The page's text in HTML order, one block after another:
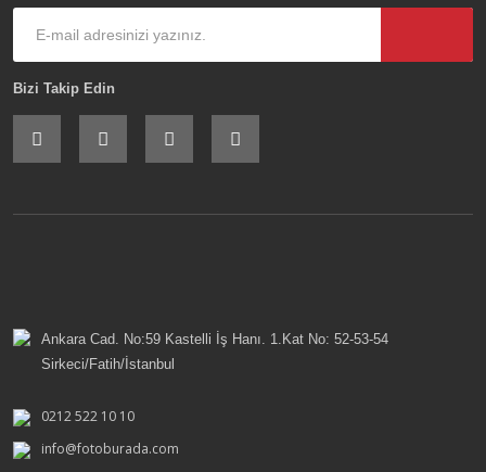
Bizi Takip Edin
Ankara Cad. No:59 Kastelli İş Hanı. 1.Kat No: 52-53-54
Sirkeci/Fatih/İstanbul
0212 522 10 10
info@fotoburada.com